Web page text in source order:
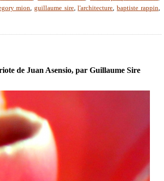
mion,guillaume sire,l'architecture,baptiste rappin,
de Juan Asensio, par Guillaume Sire